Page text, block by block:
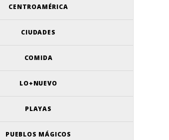
CENTROAMÉRICA
CIUDADES
COMIDA
LO+NUEVO
PLAYAS
PUEBLOS MÁGICOS